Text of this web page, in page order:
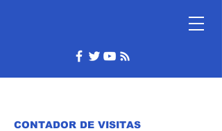
CONTADOR DE VISITAS